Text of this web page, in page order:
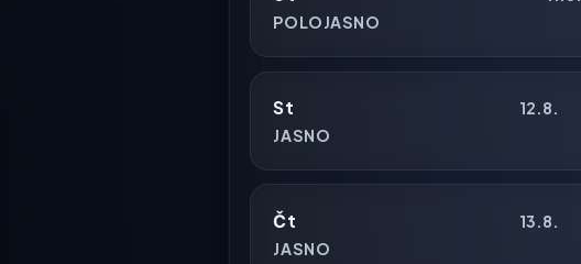
POLOJASNO
St
12.8.
JASNO
Čt
13.8.
JASNO